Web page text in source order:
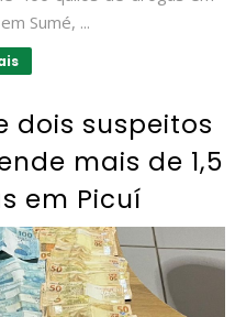
Sumé, ...
dois suspeitos
mais de 1,5
em Picuí